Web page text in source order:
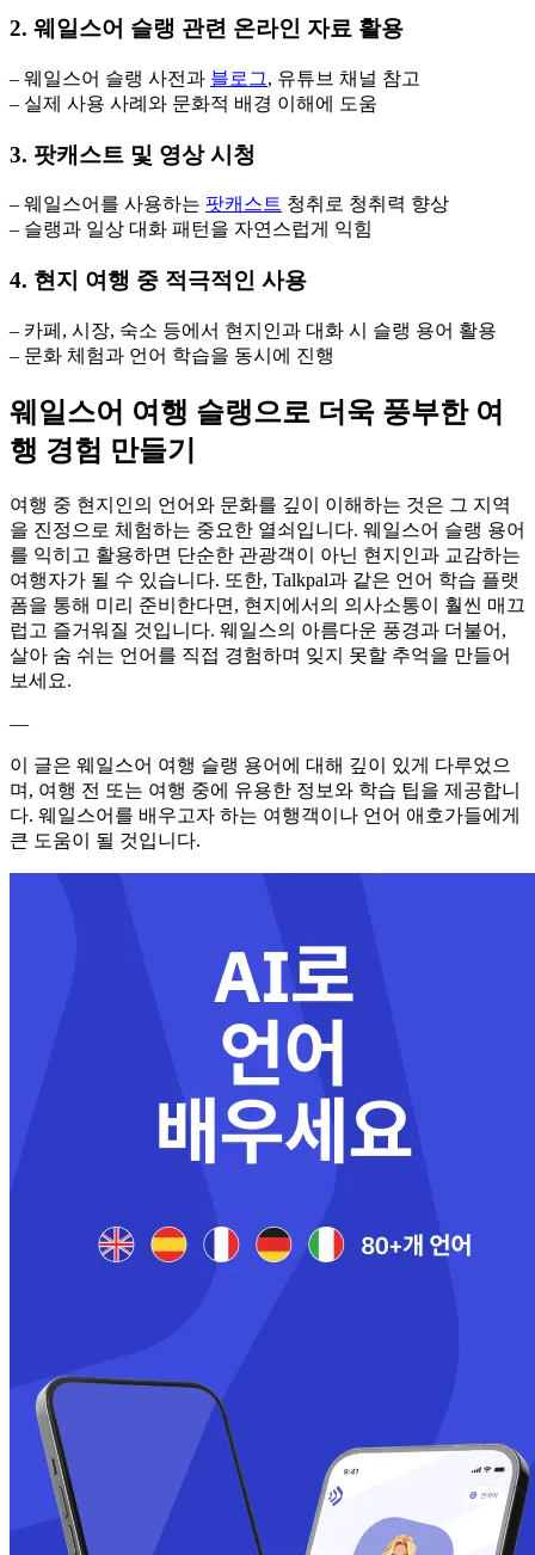
2. 웨일스어 슬랭 관련 온라인 자료 활용
– 웨일스어 슬랭 사전과 블로그, 유튜브 채널 참고
– 실제 사용 사례와 문화적 배경 이해에 도움
3. 팟캐스트 및 영상 시청
– 웨일스어를 사용하는 팟캐스트 청취로 청취력 향상
– 슬랭과 일상 대화 패턴을 자연스럽게 익힘
4. 현지 여행 중 적극적인 사용
– 카페, 시장, 숙소 등에서 현지인과 대화 시 슬랭 용어 활용
– 문화 체험과 언어 학습을 동시에 진행
웨일스어 여행 슬랭으로 더욱 풍부한 여
행 경험 만들기
여행 중 현지인의 언어와 문화를 깊이 이해하는 것은 그 지역
을 진정으로 체험하는 중요한 열쇠입니다. 웨일스어 슬랭 용어
를 익히고 활용하면 단순한 관광객이 아닌 현지인과 교감하는
여행자가 될 수 있습니다. 또한, Talkpal과 같은 언어 학습 플랫
폼을 통해 미리 준비한다면, 현지에서의 의사소통이 훨씬 매끄
럽고 즐거워질 것입니다. 웨일스의 아름다운 풍경과 더불어,
살아 숨 쉬는 언어를 직접 경험하며 잊지 못할 추억을 만들어
보세요.
—
이 글은 웨일스어 여행 슬랭 용어에 대해 깊이 있게 다루었으
며, 여행 전 또는 여행 중에 유용한 정보와 학습 팁을 제공합니
다. 웨일스어를 배우고자 하는 여행객이나 언어 애호가들에게
큰 도움이 될 것입니다.